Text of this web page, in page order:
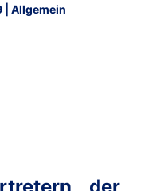
| Allgemein